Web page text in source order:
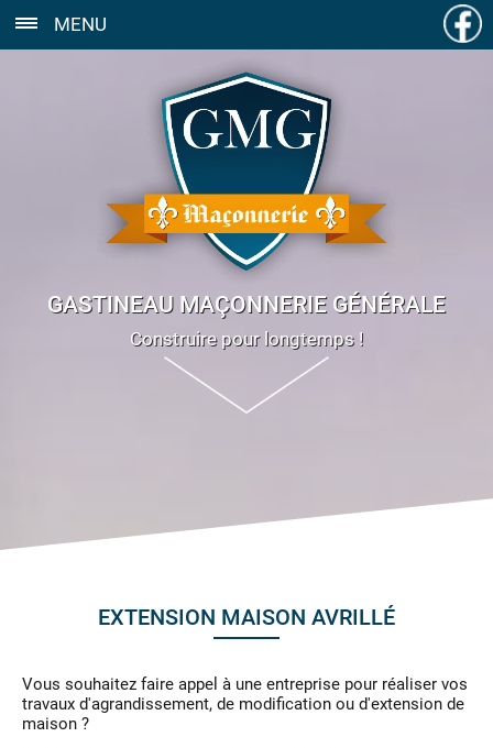
MENU
GASTINEAU MAÇONNERIE GÉNÉRALE
Construire pour longtemps !
EXTENSION MAISON AVRILLÉ
Vous souhaitez faire appel à une entreprise pour réaliser vos
travaux d'agrandissement, de modification ou d'extension de
maison ?